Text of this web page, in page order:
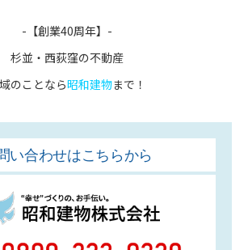
-【創業40周年】-
杉並・西荻窪の不動産
のことなら昭和建物まで！
い合わせはこちらから